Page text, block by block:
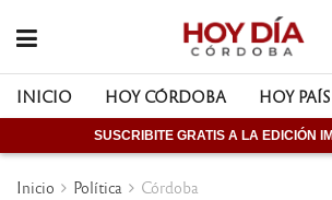
INICIO HOY CÓRDOBA HOY PAÍS
SUSCRIBITE GRATIS A LA EDICIÓN
Inicio Política Córdoba